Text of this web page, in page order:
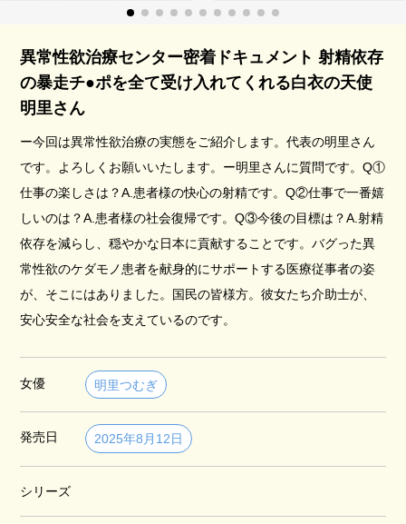
異常性欲治療センター密着ドキュメント 射精依存
の暴走チ●ポを全て受け入れてくれる白衣の天使
明里さん
ー今回は異常性欲治療の実態をご紹介します。代表の明里さん
です。よろしくお願いいたします。ー明里さんに質問です。Q①
仕事の楽しさは？A.患者様の快心の射精です。Q②仕事で一番嬉
しいのは？A.患者様の社会復帰です。Q③今後の目標は？A.射精
依存を減らし、穏やかな日本に貢献することです。バグった異
常性欲のケダモノ患者を献身的にサポートする医療従事者の姿
が、そこにはありました。国民の皆様方。彼女たち介助士が、
安心安全な社会を支えているのです。
女優 明里つむぎ
発売日 2025年8月12日
シリーズ